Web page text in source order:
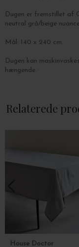
Dugen er fremstillet af
neutral grå/beige
Mål: 140 x 240 cm.
Dugen kan
hængende.
Relaterede
House Doctor